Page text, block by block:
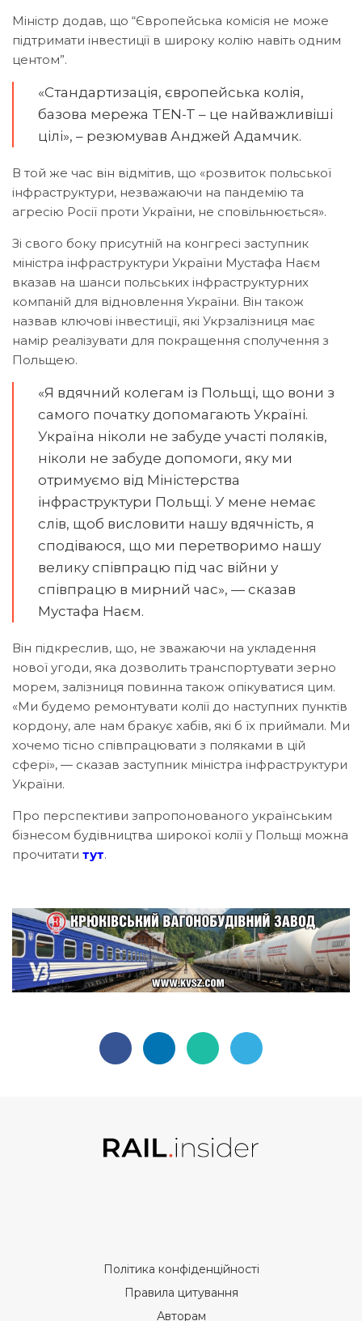
Міністр додав, що “Європейська комісія не може
підтримати інвестиції в широку колію навіть одним
центом”.
«Стандартизація, європейська колія,
базова мережа TEN-T – це найважливіші
цілі», – резюмував Анджей Адамчик.
В той же час він відмітив, що «розвиток польської
інфраструктури, незважаючи на пандемію та
агресію Росії проти України, не сповільнюється».
Зі свого боку присутній на конгресі заступник
міністра інфраструктури України Мустафа Наєм
вказав на шанси польських інфраструктурних
компаній для відновлення України. Він також
назвав ключові інвестиції, які Укрзалізниця має
намір реалізувати для покращення сполучення з
Польщею.
«Я вдячний колегам із Польщі, що вони з
самого початку допомагають Україні.
Україна ніколи не забуде участі поляків,
ніколи не забуде допомоги, яку ми
отримуємо від Міністерства
інфраструктури Польщі. У мене немає
слів, щоб висловити нашу вдячність, я
сподіваюся, що ми перетворимо нашу
велику співпрацю під час війни у
співпрацю в мирний час», — сказав
Мустафа Наєм.
Він підкреслив, що, не зважаючи на укладення
нової угоди, яка дозволить транспортувати зерно
морем, залізниця повинна також опікуватися цим.
«Ми будемо ремонтувати колії до наступних пунктів
кордону, але нам бракує хабів, які б їх приймали. Ми
хочемо тісно співпрацювати з поляками в цій
сфері», — сказав заступник міністра інфраструктури
України.
Про перспективи запропонованого українським
бізнесом будівництва широкої колії у Польщі можна
прочитати тут.
Політика конфіденційності
Правила цитування
Авторам